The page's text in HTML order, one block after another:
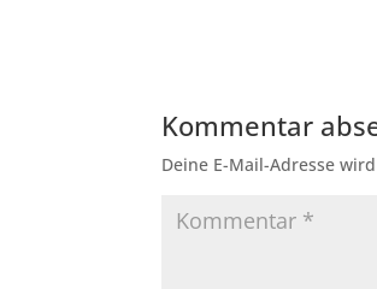
Kommentar
Deine E-Mail-Adresse